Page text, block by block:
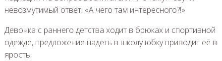
невозмутимый ответ: «А чего там интересного?!»
Девочка с раннего детства ходит в брюках и спортивной
одежде, предложение надеть в школу юбку приводит её в
ярость.